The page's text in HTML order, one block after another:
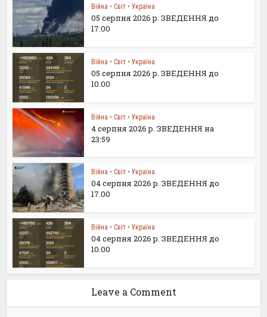
Війна • Світ • Україна
05 серпня 2026 р. ЗВЕДЕННЯ до
17.00
Війна • Світ • Україна
05 серпня 2026 р. ЗВЕДЕННЯ до
10.00
Війна • Світ • Україна
4 серпня 2026 р. ЗВЕДЕННЯ на
23:59
Війна • Світ • Україна
04 серпня 2026 р. ЗВЕДЕННЯ до
17.00
Війна • Світ • Україна
04 серпня 2026 р. ЗВЕДЕННЯ до
10.00
Leave a Comment